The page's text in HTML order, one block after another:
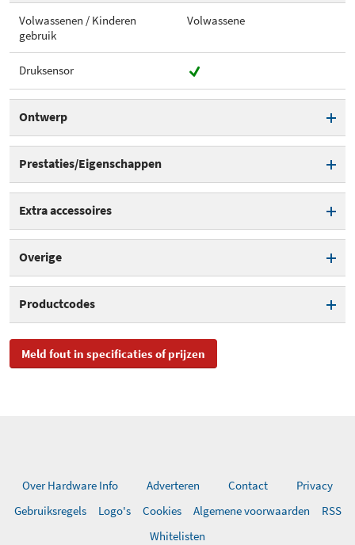
Volwassenen / Kinderen
gebruik
Volwassene
Druksensor
Ontwerp
gebruik
Oplaadstation
Oplaadindicator
Kleur Wit/Zwart
Prestaties/Eigenschappen
Oplaadbaar
Timer
Extra accessoires
inbegrepen
Overige
Productcodes
SKU 4210201396888, 80354124
Meld fout in specificaties of prijzen
Over Hardware Info Adverteren Contact
Privacy
Gebruiksregels
Logo's Cookies Algemene voorwaarden
RSS
Whitelisten